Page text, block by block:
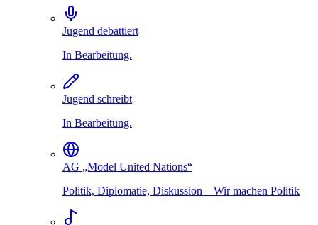
Jugend debattiert
In Bearbeitung.
Jugend schreibt
In Bearbeitung.
AG „Model United Nations“
Politik, Diplomatie, Diskussion – Wir machen Politik